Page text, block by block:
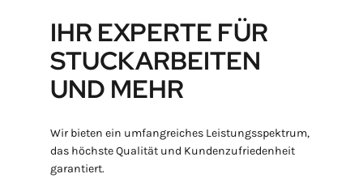
IHR EXPERTE FÜR
STUCKARBEITEN
UND MEHR
Wir bieten ein umfangreiches Leistungsspektrum,
das höchste Qualität und Kundenzufriedenheit
garantiert.